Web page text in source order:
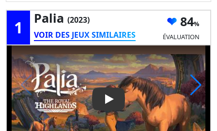
1 Palia (2023)
VOIR DES JEUX SIMILAIRES
84
ÉVALUATION
Play Video: Palia